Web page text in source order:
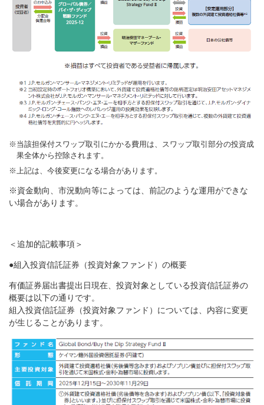
当該担保付スワップ取引にかかる費用は、スワップ取引部分の投資成
果全体から控除されます。
上記は、今後変更になる場合があります。
※資金動向、市況動向等によっては、前記のような運用ができな
い場合があります。
＜追加的記載事項＞
●組入投資信託証券（投資対象ファンド）の概要
有価証券届出書提出日現在、投資対象としている投資信託証券の
概要は以下の通りです。
組入投資信託証券（投資対象ファンド）については、内容に変更
が生じることがあります。